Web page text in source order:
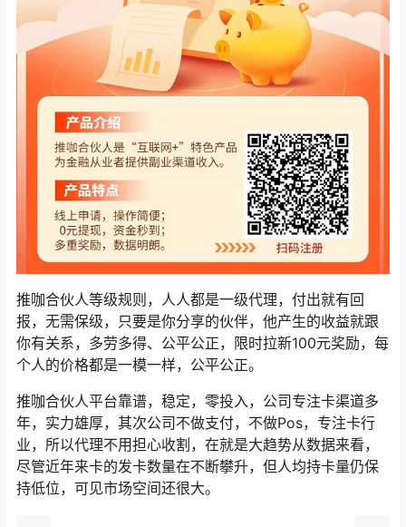
推咖合伙人等级规则，人人都是一级代理，付出就有回
报，无需保级，只要是你分享的伙伴，他产生的收益就跟
你有关系，多劳多得、公平公正，限时拉新100元奖励，每
个人的价格都是一模一样，公平公正。
推咖合伙人平台靠谱，稳定，零投入，公司专注卡渠道多
年，实力雄厚，其次公司不做支付，不做Pos，专注卡行
业，所以代理不用担心收割，在就是大趋势从数据来看，
尽管近年来卡的发卡数量在不断攀升，但人均持卡量仍保
持低位，可见市场空间还很大。